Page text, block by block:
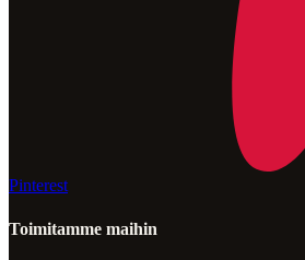
Pinterest
Toimitamme maihin